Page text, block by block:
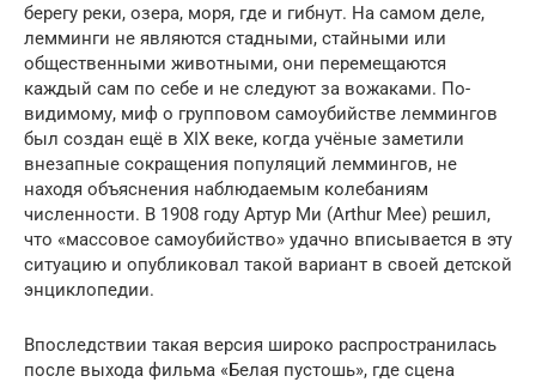
берегу реки, озера, моря, где и гибнут. На самом деле,
лемминги не являются стадными, стайными или
общественными животными, они перемещаются
каждый сам по себе и не следуют за вожаками. По-
видимому, миф о групповом самоубийстве леммингов
был создан ещё в XIX веке, когда учёные заметили
внезапные сокращения популяций леммингов, не
находя объяснения наблюдаемым колебаниям
численности. В 1908 году Артур Ми (Arthur Mee) решил,
что «массовое самоубийство» удачно вписывается в эту
ситуацию и опубликовал такой вариант в своей детской
энциклопедии.
Впоследствии такая версия широко распространилась
после выхода фильма «Белая пустошь», где сцена